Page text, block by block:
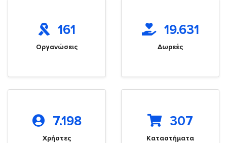
161
Οργανώσεις
19.631
Δωρεές
7.198
Χρήστες
307
Καταστήματα